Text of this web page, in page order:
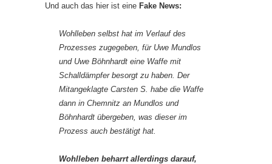
Und auch das hier ist eine Fake News:
Wohlleben selbst hat im Verlauf des
Prozesses zugegeben, für Uwe Mundlos
und Uwe Böhnhardt eine Waffe mit
Schalldämpfer besorgt zu haben. Der
Mitangeklagte Carsten S. habe die Waffe
dann in Chemnitz an Mundlos und
Böhnhardt übergeben, was dieser im
Prozess auch bestätigt hat.
Wohlleben beharrt allerdings darauf,